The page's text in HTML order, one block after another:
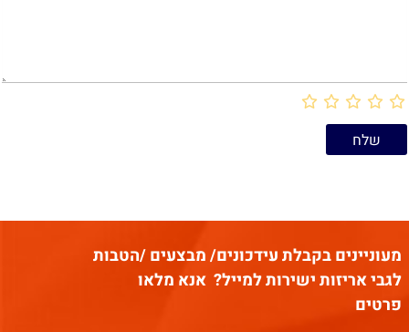
מעוניינים בקבלת עידכונים/ מבצעים /הטבות
לגבי אריזות ישירות למייל? אנא מלאו
פרטים